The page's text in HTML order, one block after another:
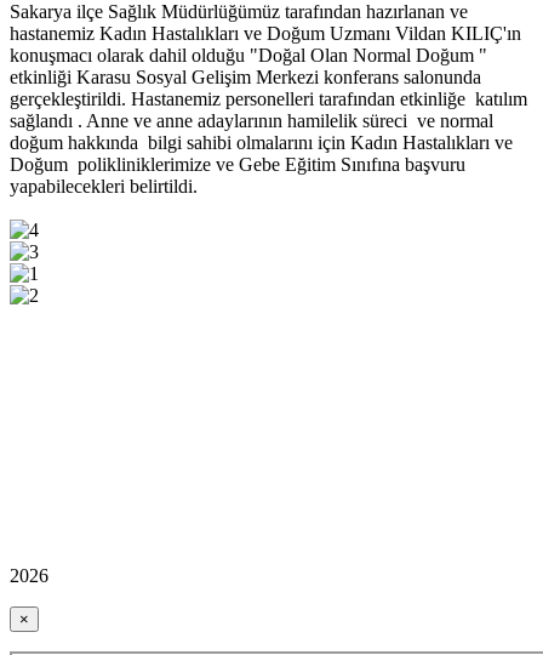
Sakarya ilçe Sağlık Müdürlüğümüz tarafından hazırlanan ve
hastanemiz Kadın Hastalıkları ve Doğum Uzmanı Vildan KILIÇ'ın
konuşmacı olarak dahil olduğu "Doğal Olan Normal Doğum "
etkinliği Karasu Sosyal Gelişim Merkezi konferans salonunda
gerçekleştirildi. Hastanemiz personelleri tarafından etkinliğe katılım
sağlandı . Anne ve anne adaylarının hamilelik süreci ve normal
doğum hakkında bilgi sahibi olmalarını için Kadın Hastalıkları ve
Doğum polikliniklerimize ve Gebe Eğitim Sınıfına başvuru
yapabilecekleri belirtildi.
2026
×